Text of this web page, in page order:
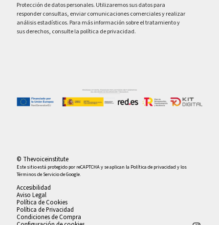
Protección de datos personales. Utilizaremos sus datos para
responder consultas, enviar comunicaciones comerciales y realizar
análisis estadísticos. Para más información sobre el tratamiento y
sus derechos, consulte la política de privacidad.
© Thevoiceinstitute
Este sitio está protegido por reCAPTCHA y se aplican la Política de privacidad y los
Términos de Serviciode Google.
Accesibilidad
Aviso Legal
Política de Cookies
Política de Privacidad
Condiciones de Compra